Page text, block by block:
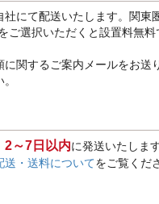
社にて配送いたします。関東
ご選択いただくと設置料無
関するご案内メールをお送
2～7日以内に発送いたします
送・送料についてをご覧くだ